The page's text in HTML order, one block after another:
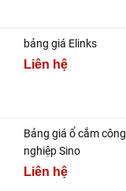
bảng giá Elinks
Liên hệ
Bảng giá ổ cắm công
nghiệp Sino
Liên hệ